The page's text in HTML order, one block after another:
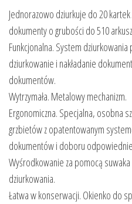
Jednorazowo dziurkuje do 20
dokumenty o grubości do 510
Funkcjonalna. System
dziurkowanie i nakładanie
dokumentów.
Wytrzymała. Metalowy mechanizm.
Ergonomiczna. Specjalna, osobna
grzbietów z opatentowanym
dokumentów i doboru
Wyśrodkowanie za pomocą
dziurkowania.
Łatwa w konserwacji. Okienko do